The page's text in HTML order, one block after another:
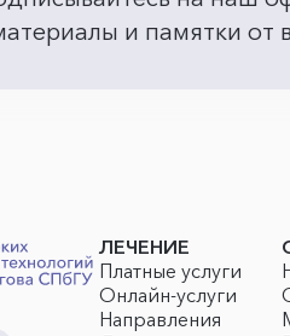
и памятки от
ЛЕЧЕНИЕ
Платные услуги
Онлайн-услуги
Направления